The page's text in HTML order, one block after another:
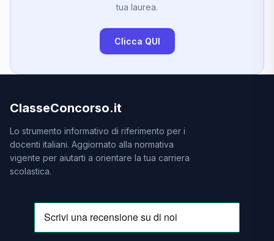
tua laurea.
Clicca QUI
ClasseConcorso.it
Lo strumento informativo di riferimento per i
docenti italiani. Aggiornato alla normativa
vigente per aiutarti a orientare la tua carriera
scolastica.